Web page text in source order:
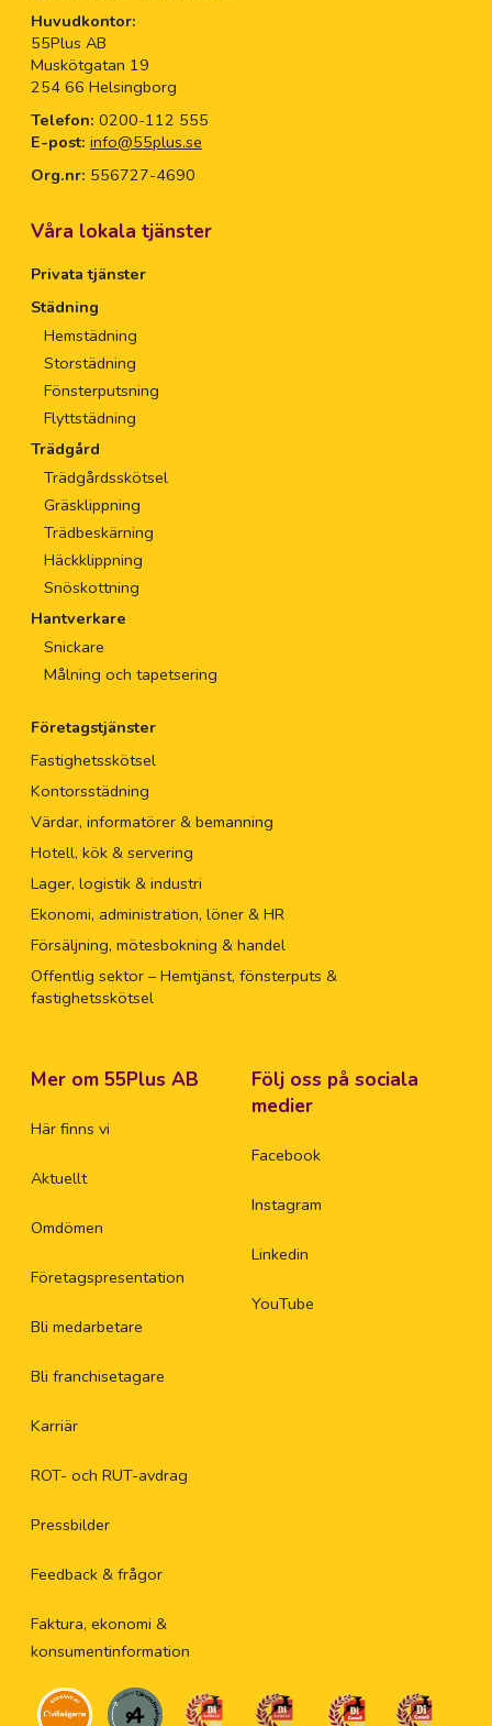
Huvudkontor:
55Plus AB
Muskötgatan 19
254 66 Helsingborg
Telefon: 0200-112 555
E-post: info@55plus.se
Org.nr: 556727-4690
Våra lokala tjänster
Privata tjänster
Städning
Hemstädning
Storstädning
Fönsterputsning
Flyttstädning
Trädgård
Trädgårdsskötsel
Gräsklippning
Trädbeskärning
Häckklippning
Snöskottning
Hantverkare
Snickare
Målning och tapetsering
Företagstjänster
Fastighetsskötsel
Kontorsstädning
Värdar, informatörer & bemanning
Hotell, kök & servering
Lager, logistik & industri
Ekonomi, administration, löner & HR
Försäljning, mötesbokning & handel
Offentlig sektor – Hemtjänst, fönsterputs &
fastighetsskötsel
Mer om 55Plus AB
Här finns vi
Aktuellt
Omdömen
Företagspresentation
Bli medarbetare
Bli franchisetagare
Karriär
ROT- och RUT-avdrag
Pressbilder
Feedback & frågor
Faktura, ekonomi &
konsumentinformation
Följ oss på sociala
medier
Facebook
Instagram
Linkedin
YouTube